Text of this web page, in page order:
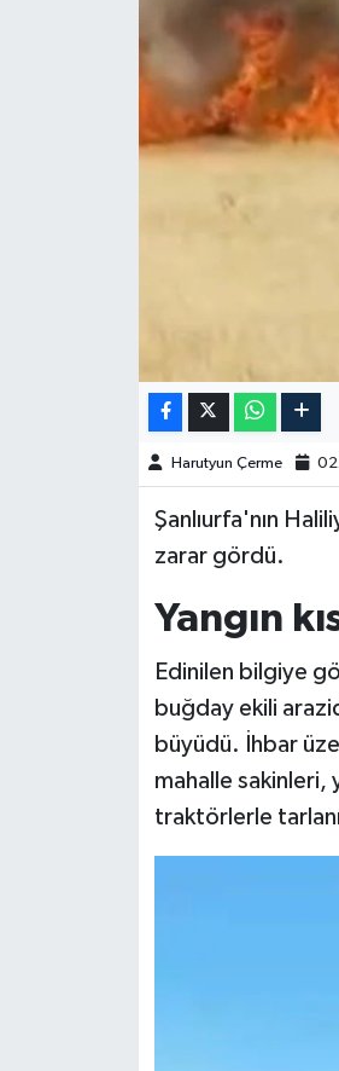
Harutyun Çerme
Şanlıurfa'nın
zarar gördü.
Yangın
Edinilen bilgiye
buğday ekili
büyüdü. İhbar
mahalle sakinleri,
traktörlerle
Magazin
Kim kimdir?
Kültür Sanat
Teknoloji
Televizyon